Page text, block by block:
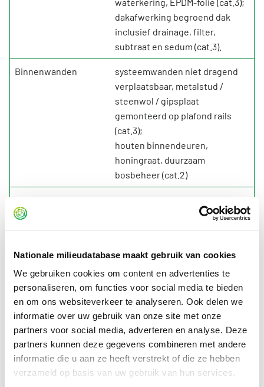
Nationale milieudatabase maakt gebruik van cookies
We gebruiken cookies om content en advertenties te
personaliseren, om functies voor social media te bieden
en om ons websiteverkeer te analyseren. Ook delen we
informatie over uw gebruik van onze site met onze
partners voor social media, adverteren en analyse. Deze
partners kunnen deze gegevens combineren met andere
informatie die u aan ze heeft verstrekt of die ze hebben
verzameld op basis van uw gebruik van hun services.
dakafwerking begroend dak
inclusief drainage, filter,
subtraat en sedum (cat.3).
Binnenwanden
systeemwanden niet dragend
verplaatsbaar, metalstud /
steenwol / gipsplaat
gemonteerd op plafond rails
(cat.3);
houten binnendeuren,
honingraat, duurzaam
bosbeheer (cat.2)
naaldhout, geschilderd,
duurzame bosbouw (cat.3).
Afvoeren
dakgoten, hout met bitumen,
getimmerde goot,
verduurzaamd en alkyd
geschilderd(cat.3);
hemelwaterafvoeren, gevormd
plaatstaal, verzinkt en gecoat
(cat.3);
binnenrioleringen, gerecycled
PVC (cat.3).